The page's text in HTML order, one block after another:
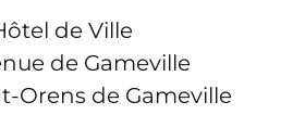
de Ville
de Gameville
Orens de Gameville